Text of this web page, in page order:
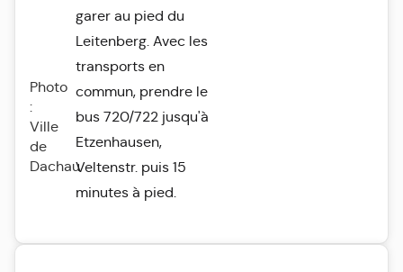
Photo
:
Ville
de
Dachau
garer au pied du
Leitenberg. Avec les
transports en
commun, prendre le
bus 720/722 jusqu'à
Etzenhausen,
Veltenstr. puis 15
minutes à pied.